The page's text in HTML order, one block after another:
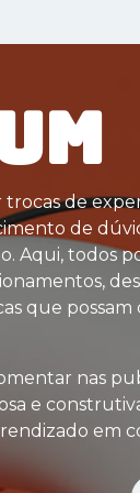
de
de
Aqui, todos
que
nas
e
em